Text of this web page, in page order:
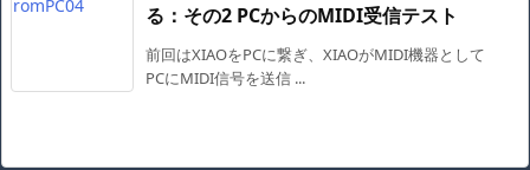
る：その2 PCからのMIDI受信テスト
前回はXIAOをPCに繋ぎ、XIAOがMIDI機器として
PCにMIDI信号を送信 ...